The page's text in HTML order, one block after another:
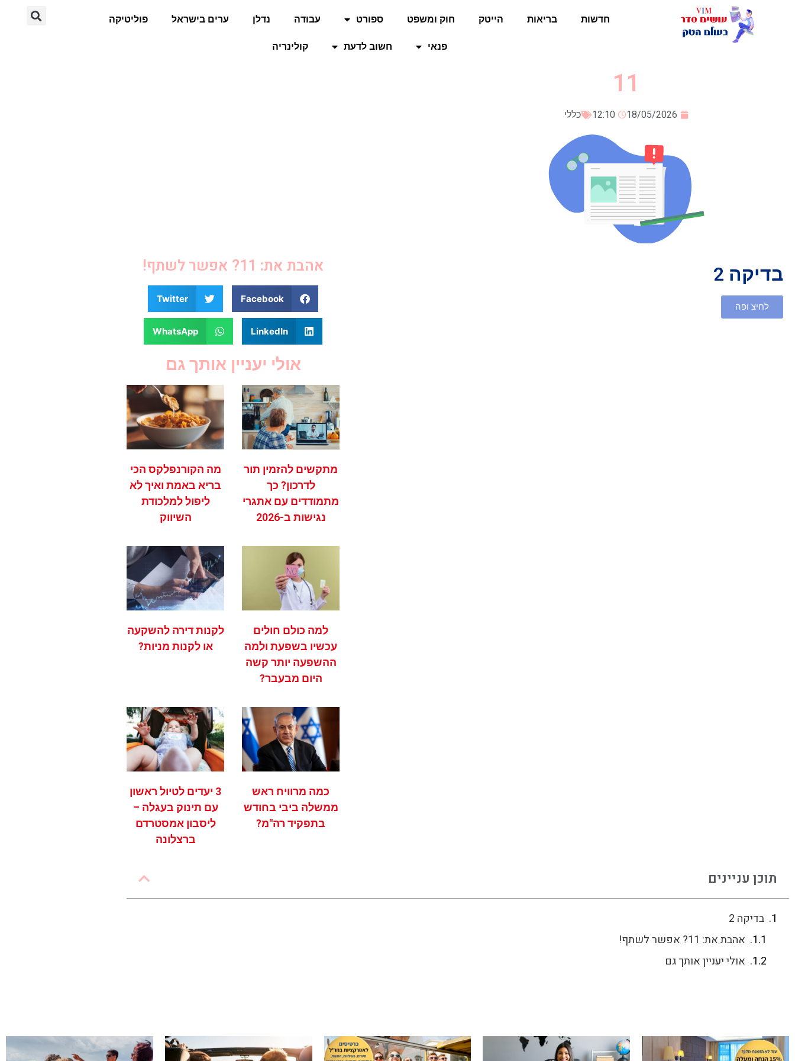
חדשות בריאות הייטק חוק ומשפט ספורט עבודה נדלן ערים בישראל פוליטיקה
פנאי חשוב לדעת קולינריה
11
18/05/2026
12:10 כללי
בדיקה 2
לחיצ ופה
אהבת את: 11? אפשר לשתף!
Facebook
Twitter
LinkedIn
WhatsApp
אולי יעניין אותך גם
מתקשים להזמין תור
לדרכון? כך
מתמודדים עם אתגרי
נגישות ב-2026
מה הקורנפלקס הכי
בריא באמת ואיך לא
ליפול למלכודת
השיווק
למה כולם חולים
עכשיו בשפעת ולמה
ההשפעה יותר קשה
היום מבעבר?
לקנות דירה להשקעה
או לקנות מניות?
כמה מרוויח ראש
ממשלה ביבי בחודש
בתפקיד רה"מ?
3 יעדים לטיול ראשון
עם תינוק בעגלה –
ליסבון אמסטרדם
ברצלונה
תוכן עניינים
בדיקה 2
אהבת את: 11? אפשר לשתף!
אולי יעניין אותך גם